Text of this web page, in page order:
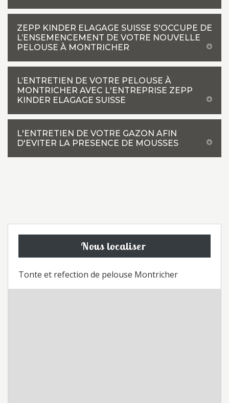
ZEPP KINDER ELAGAGE SUISSE S'OCCUPE DE
L’ENSEMENCEMENT DE VOTRE NOUVELLE
PELOUSE À MONTRICHER
L’ENTRETIEN DE VOTRE PELOUSE À
MONTRICHER AVEC L'ENTREPRISE ZEPP
KINDER ELAGAGE SUISSE
L'ENTRETIEN DE VOTRE GAZON AFIN
D'EVITER LA PRESENCE DE MOUSSES
Nous localiser
Tonte et refection de pelouse Montricher